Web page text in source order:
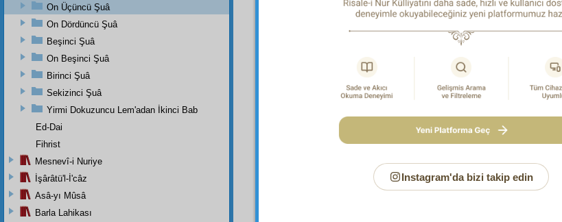
kardeşlerim,
müridleri pek çok
hükûmeti siyasetçe telâş edip onun cemaatini
hükümete demiş: "Benim yalnız bir buçuk
im
tecrübe edeceğiz."
emretti: "Ben bir imtihan yapacağım. Her kim benim
etse, Cennete gidecek."
Cennete gönderdi! O kanı gören binler mürid ler,
inkâra başladılar. Yalnız bir adam dedi: "Başım feda
On Üçüncü Şuâ
On Dördüncü Şuâ
Beşinci Şuâ
On Beşinci Şuâ
Birinci Şuâ
Sekizinci Şuâ
Yirmi Dokuzuncu Lem'adan İkinci Bab
Ed-Dai
Fihrist
Mesnevî-i Nuriye
İşârâtü'l-İ'câz
Asâ-yı Mûsâ
Barla Lahikası
Instagram'da bizi takip edin